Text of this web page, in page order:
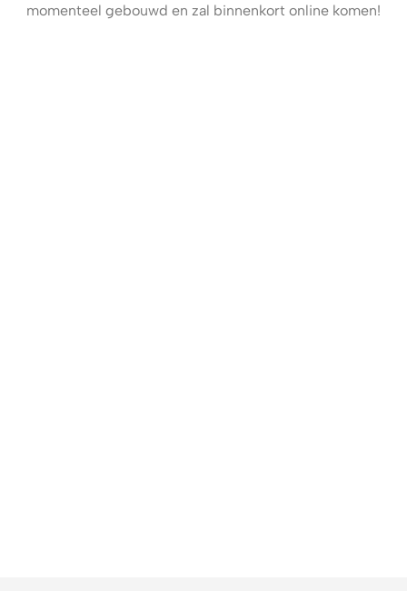
momenteel gebouwd en zal binnenkort online komen!